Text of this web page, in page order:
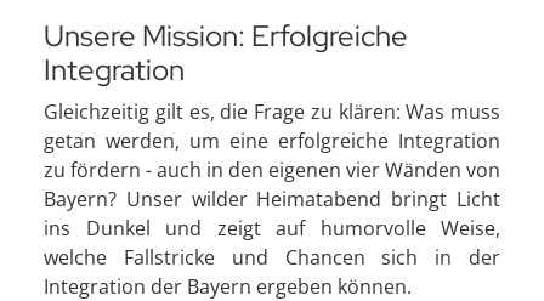
Unsere Mission: Erfolgreiche
Integration
Gleichzeitig gilt es, die Frage zu klären: Was muss
getan werden, um eine erfolgreiche Integration
zu fördern - auch in den eigenen vier Wänden von
Bayern? Unser wilder Heimatabend bringt Licht
ins Dunkel und zeigt auf humorvolle Weise,
welche Fallstricke und Chancen sich in der
Integration der Bayern ergeben können.